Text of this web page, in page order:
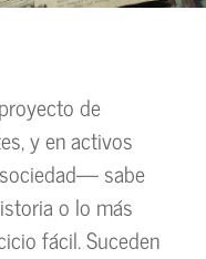
de
y en activos
sabe
o lo más
fácil. Suceden